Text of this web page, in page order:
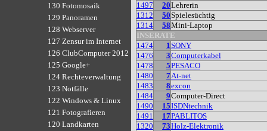
130 Fotomosaik
129 Panoramen
128 Webserver
127 Zensur im Internet
126 ClubComputer 2012
125 Google+
124 Rechteverwaltung
123 Notfälle
122 Windows & Linux
121 Fotografieren
120 Landkarten
1497
20Lehrerin
1312
50Spielesüchtig
1314
58Mini-Laptop
INSERATE
1474
1SONY
1476
3Computerkabel
1478
5PESACO
1480
7At-net
1483
8excon
1484
9Computer-Direct
1490
15ISDNtechnik
1491
17PABLITOS
1320
73Holz-Elektronik